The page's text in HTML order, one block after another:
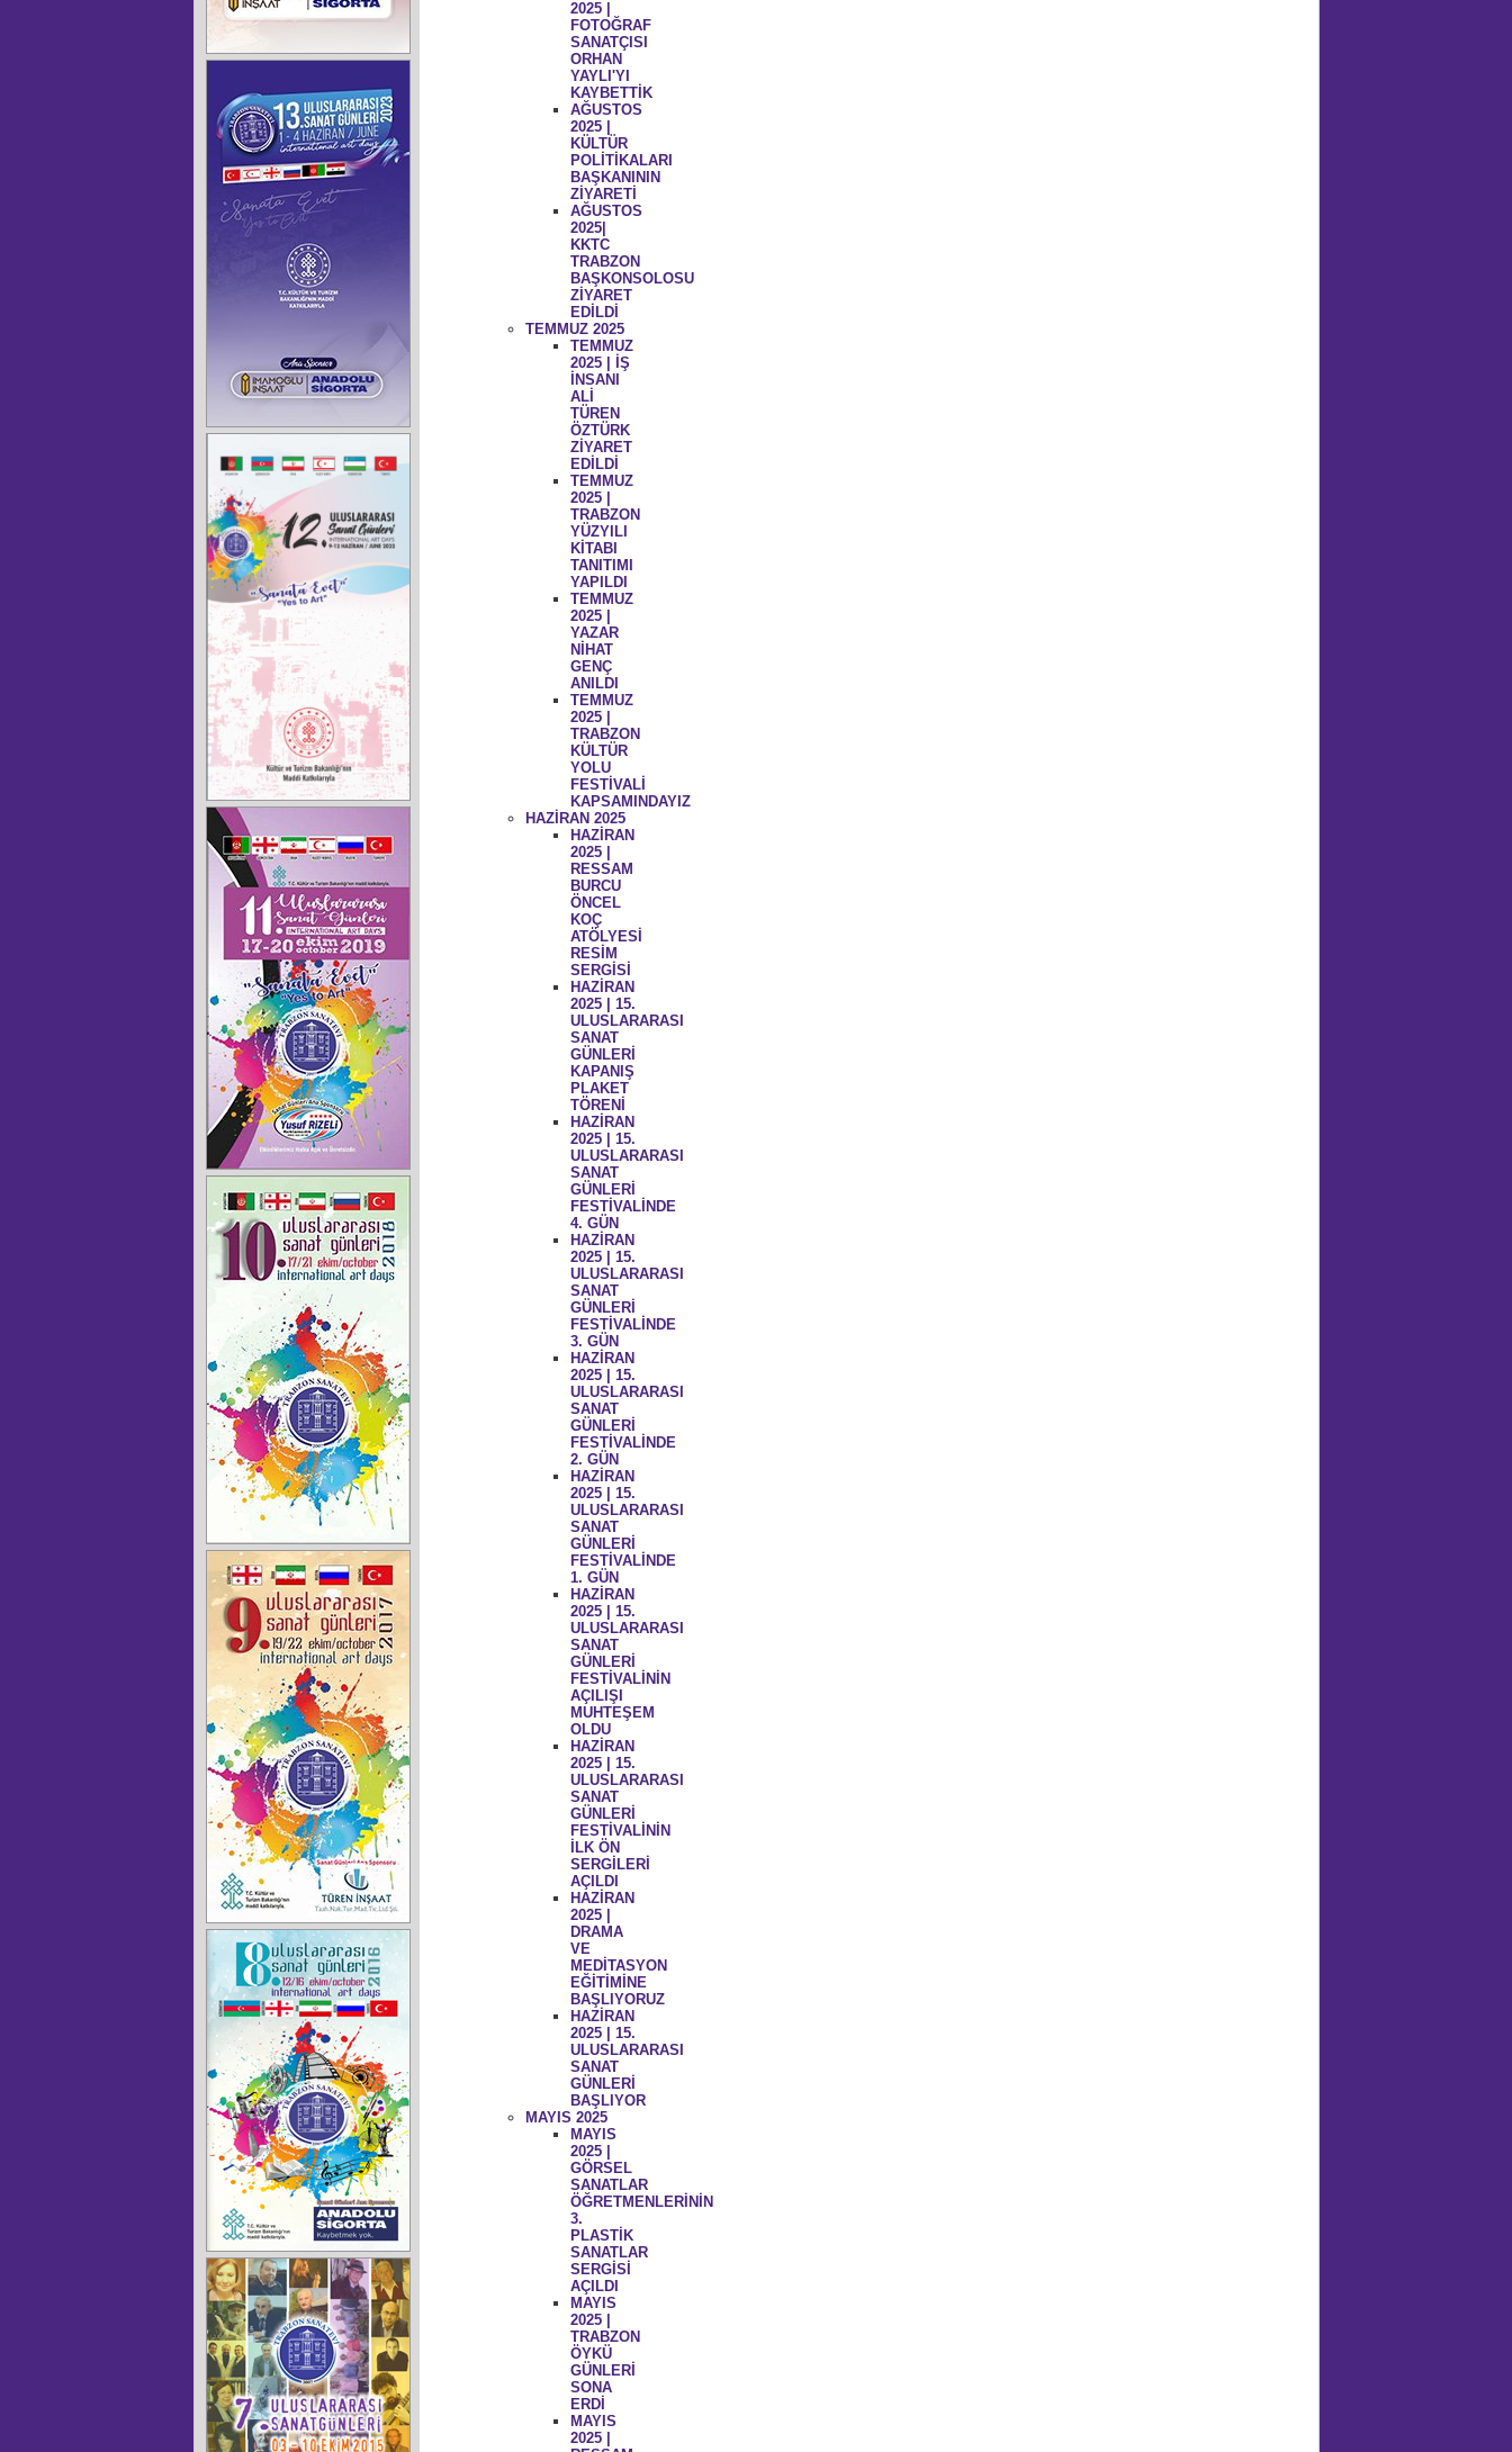
2025 |
FOTOĞRAF
SANATÇISI
ORHAN
YAYLI'YI
KAYBETTİK
AĞUSTOS
2025 |
KÜLTÜR
POLİTİKALARI
BAŞKANININ
ZİYARETİ
AĞUSTOS
2025|
KKTC
TRABZON
BAŞKONSOLOSU
ZİYARET
EDİLDİ
TEMMUZ 2025
TEMMUZ
2025 | İŞ
İNSANI
ALİ
TÜREN
ÖZTÜRK
ZİYARET
EDİLDİ
TEMMUZ
2025 |
TRABZON
YÜZYILI
KİTABI
TANITIMI
YAPILDI
TEMMUZ
2025 |
YAZAR
NİHAT
GENÇ
ANILDI
TEMMUZ
2025 |
TRABZON
KÜLTÜR
YOLU
FESTİVALİ
KAPSAMINDAYIZ
HAZİRAN 2025
HAZİRAN
2025 |
RESSAM
BURCU
ÖNCEL
KOÇ
ATÖLYESİ
RESİM
SERGİSİ
HAZİRAN
2025 | 15.
ULUSLARARASI
SANAT
GÜNLERİ
KAPANIŞ
PLAKET
TÖRENİ
HAZİRAN
2025 | 15.
ULUSLARARASI
SANAT
GÜNLERİ
FESTİVALİNDE
4. GÜN
HAZİRAN
2025 | 15.
ULUSLARARASI
SANAT
GÜNLERİ
FESTİVALİNDE
3. GÜN
HAZİRAN
2025 | 15.
ULUSLARARASI
SANAT
GÜNLERİ
FESTİVALİNDE
2. GÜN
HAZİRAN
2025 | 15.
ULUSLARARASI
SANAT
GÜNLERİ
FESTİVALİNDE
1. GÜN
HAZİRAN
2025 | 15.
ULUSLARARASI
SANAT
GÜNLERİ
FESTİVALİNİN
AÇILIŞI
MUHTEŞEM
OLDU
HAZİRAN
2025 | 15.
ULUSLARARASI
SANAT
GÜNLERİ
FESTİVALİNİN
İLK ÖN
SERGİLERİ
AÇILDI
HAZİRAN
2025 |
DRAMA
VE
MEDİTASYON
EĞİTİMİNE
BAŞLIYORUZ
HAZİRAN
2025 | 15.
ULUSLARARASI
SANAT
GÜNLERİ
BAŞLIYOR
MAYIS 2025
MAYIS
2025 |
GÖRSEL
SANATLAR
ÖĞRETMENLERİNİN
3.
PLASTİK
SANATLAR
SERGİSİ
AÇILDI
MAYIS
2025 |
TRABZON
ÖYKÜ
GÜNLERİ
SONA
ERDİ
MAYIS
2025 |